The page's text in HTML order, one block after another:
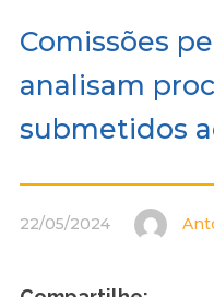
Comissões
analisam
submetidos
22/05/2024